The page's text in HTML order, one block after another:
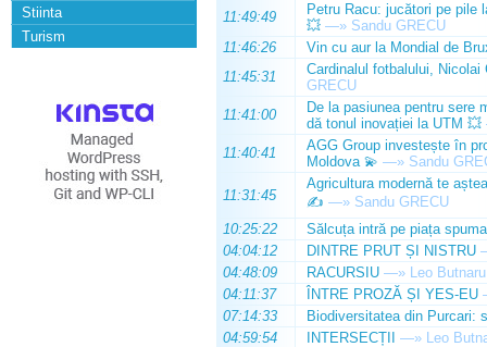
Stiinta
Turism
11:49:49
Petru Racu: jucători pe pile
💥 —» Sandu GRECU
11:46:26
Vin cu aur la Mondial de
11:45:31
Cardinalul fotbalului,
GRECU
11:41:00
De la pasiunea pentru sere
dă tonul inovației la UTM 💥
11:40:41
AGG Group investește în
Moldova 💫 —» Sandu
11:31:45
Agricultura modernă te
✍️ —» Sandu GRECU
10:25:22
Sălcuța intră pe piața
04:04:12
DINTRE PRUT ȘI NISTRU
04:48:09
RACURSIU —» Leo Butnaru
04:11:37
ÎNTRE PROZĂ ȘI YES-EU
07:14:33
Biodiversitatea din Purcari:
04:59:54
INTERSECȚII —» Leo